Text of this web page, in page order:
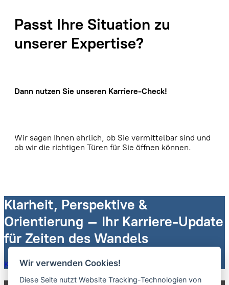
Passt Ihre Situation zu
unserer Expertise?
Dann nutzen Sie unseren Karriere-Check!
Wir sagen Ihnen ehrlich, ob Sie vermittelbar sind und
ob wir die richtigen Türen für Sie öffnen können.
Klarheit, Perspektive &
Orientierung – Ihr Karriere-Update
für Zeiten des Wandels
Karriere-Newsletter erhalten
Wir verwenden Cookies!
Diese Seite nutzt Website Tracking-Technologien von